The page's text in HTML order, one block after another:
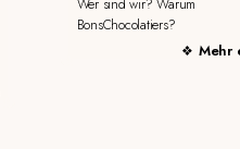
Wer sind wir? Warum
BonsChocolatiers?
Mehr